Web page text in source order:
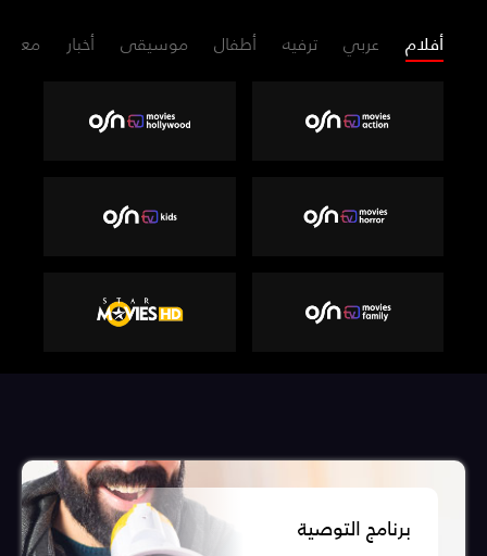
أفلام عربي ترفيه أطفال موسيقى أخبار
برنامج التوصية